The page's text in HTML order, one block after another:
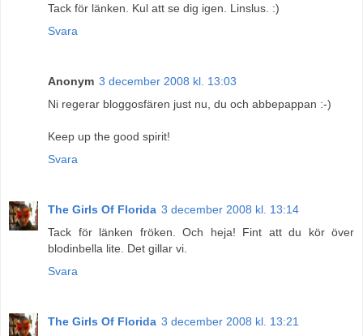
Tack för länken. Kul att se dig igen. Linslus. :)
Svara
Anonym 3 december 2008 kl. 13:03
Ni regerar bloggosfären just nu, du och abbepappan :-)
Keep up the good spirit!
Svara
The Girls Of Florida 3 december 2008 kl. 13:14
Tack för länken fröken. Och heja! Fint att du kör över
blodinbella lite. Det gillar vi.
Svara
The Girls Of Florida 3 december 2008 kl. 13:21